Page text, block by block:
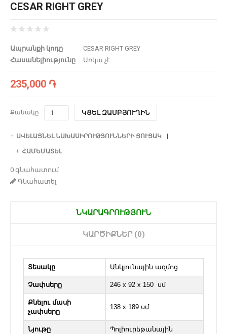
CESAR RIGHT GREY
Ապրանքի կոդը
CESAR RIGHT GREY
Հասանելիությունը
Առկա չէ
235,000 ֏
Քանակը ԿՑԵԼ ԶԱՄԲՅՈՒՂԻՆ
ԱՎԵԼԱՑՆԵԼ ՆԱԽԱՍԻՐՈՒԹՅՈՒՆՆԵՐԻ ՑՈՒՑԱԿ
ՀԱՄԵՄԱՏԵԼ
0 գնահատում
Գնահատել
ՆԿԱՐԱԳՐՈՒԹՅՈՒՆ
ԿԱՐԾԻՔՆԵՐ (0)
Տեսակը Անկյունային ազմոց
Չափսերը 246 x 92 x 150 սմ
Քնելու մասի
չափսերը
138 х 189 սմ
Նյութը Պոլիուրեթանային